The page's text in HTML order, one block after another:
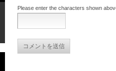
Please enter the characters shown